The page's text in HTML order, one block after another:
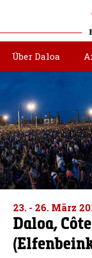
Über Daloa
23. - 26. März
Daloa,